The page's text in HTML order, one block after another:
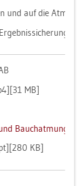
und auf die
MB]
Bauch­at­mung
KB]